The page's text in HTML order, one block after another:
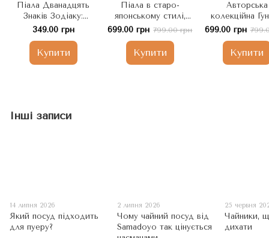
Піала Дванадцять
Знаків Зодіаку:
Мавпа - символізує
винахідливість,
кмітливість 130мл.
349.00 грн
Купити
Піала в старо-
японському стилі,
ручної роботи:
Кіт, що відганяє злих
духів 60 мл, Китай
699.00 грн 799.00 грн
Купити
Авторська
колекційна
піала з
Мудрість
Піднебесної
699.00 грн
Купити
Інші записи
14 липня 2026
Який посуд підходить
для пуеру?
2 липня 2026
Чому чайний посуд від
Samadoyo так цінується
25 червня
Чайники,
дихати